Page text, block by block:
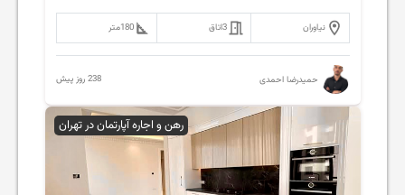
نیاوران 3اتاق 180متر
حمیدرضا احمدی 238 روز پیش
رهن و اجاره آپارتمان در تهران